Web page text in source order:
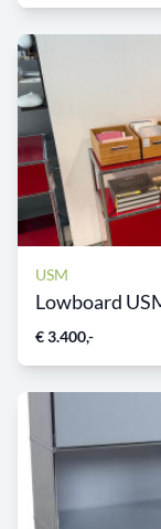
USM
Lowboard
€ 3.400,-